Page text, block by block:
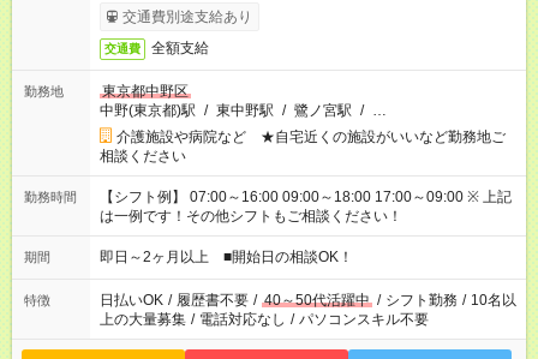
交通費別途支給あり
交通費 全額支給
勤務地
東京都中野区
中野(東京都)駅 / 東中野駅 / 鷺ノ宮駅 / …
介護施設や病院など ★自宅近くの施設がいいなど勤務地ご
相談ください
勤務時間
【シフト例】 07:00～16:00 09:00～18:00 17:00～09:00 ※ 上記
は一例です！その他シフトもご相談ください！
期間 即日～2ヶ月以上 ■開始日の相談OK！
特徴 日払いOK / 履歴書不要 / 40～50代活躍中 / シフト勤務 / 10名以
上の大量募集 / 電話対応なし / パソコンスキル不要